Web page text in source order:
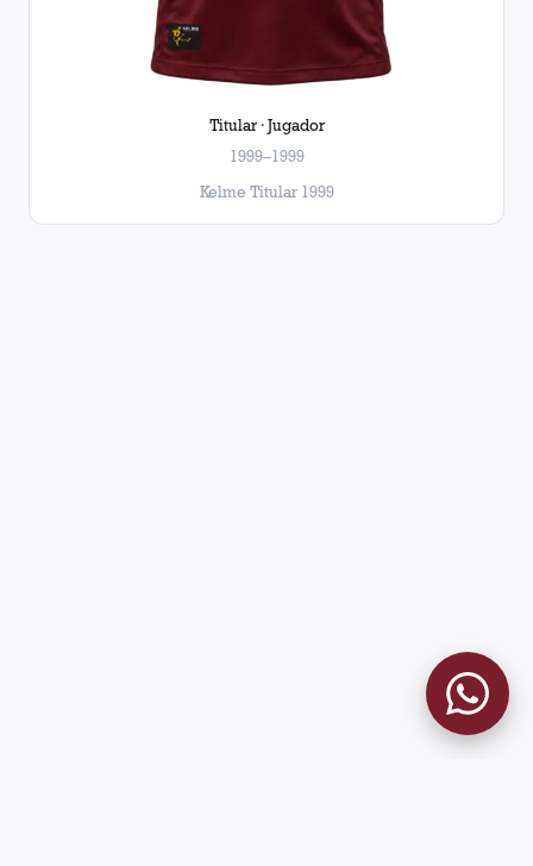
Titular · Jugador
1999–1999
Kelme Titular 1999